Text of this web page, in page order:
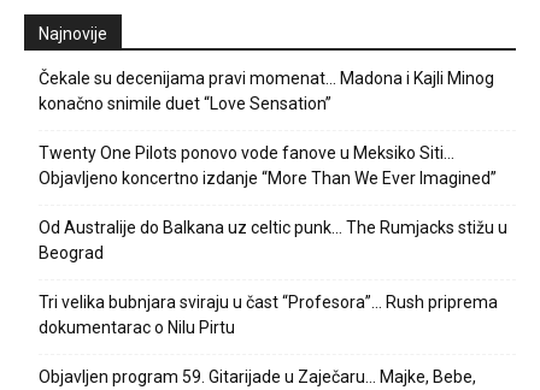
Najnovije
Čekale su decenijama pravi momenat… Madona i Kajli Minog
konačno snimile duet “Love Sensation”
Twenty One Pilots ponovo vode fanove u Meksiko Siti…
Objavljeno koncertno izdanje “More Than We Ever Imagined”
Od Australije do Balkana uz celtic punk… The Rumjacks stižu u
Beograd
Tri velika bubnjara sviraju u čast “Profesora”… Rush priprema
dokumentarac o Nilu Pirtu
Objavljen program 59. Gitarijade u Zaječaru… Majke, Bebe,